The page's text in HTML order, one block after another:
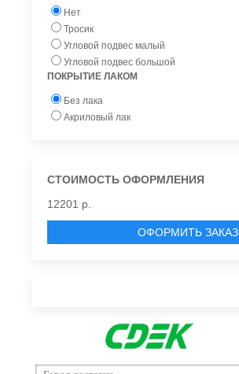
Нет
Тросик
Угловой подвес малый
Угловой подвес большой
ПОКРЫТИЕ ЛАКОМ
Без лака
Акриловый лак
СТОИМОСТЬ ОФОРМЛЕНИЯ
12201 р.
ОФОРМИТЬ ЗАКАЗ